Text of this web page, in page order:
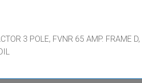
3 POLE, FVNR 65 AMP. FRAME